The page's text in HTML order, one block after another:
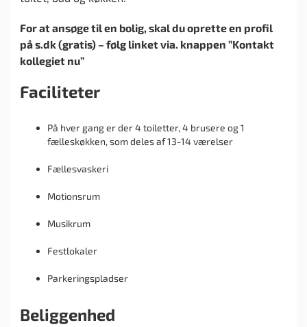
For at ansøge til en bolig, skal du oprette en profil
på s.dk (gratis) – følg linket via. knappen ”Kontakt
kollegiet nu”
Faciliteter
På hver gang er der 4 toiletter, 4 brusere og 1
fælleskøkken, som deles af 13-14 værelser
Fællesvaskeri
Motionsrum
Musikrum
Festlokaler
Parkeringspladser
Beliggenhed